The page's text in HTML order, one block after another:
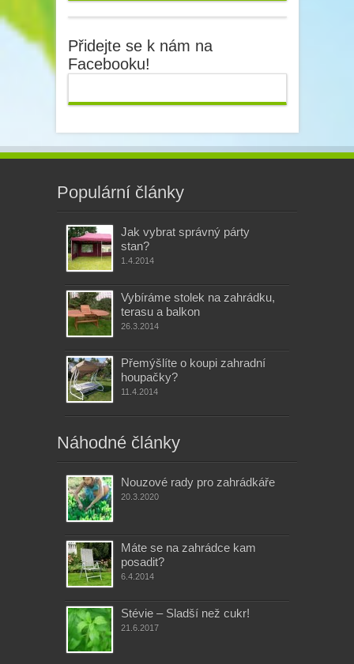
Přidejte se k nám na
Facebooku!
Populární články
Jak vybrat správný párty
stan?
1.4.2014
Vybíráme stolek na zahrádku,
terasu a balkon
26.3.2014
Přemýšlíte o koupi zahradní
houpačky?
11.4.2014
Náhodné články
Nouzové rady pro zahrádkáře
20.3.2020
Máte se na zahrádce kam
posadit?
6.4.2014
Stévie – Sladší než cukr!
21.6.2017